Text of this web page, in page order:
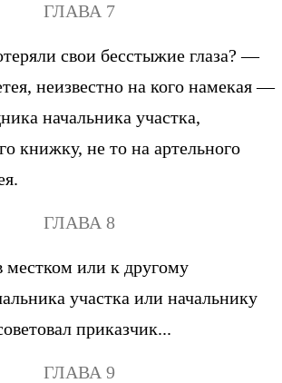
ГЛАВА 7
свои бесстыжие глаза? —
неизвестно на кого намекая —
начальника участка,
книжку, не то на артельного
ГЛАВА 8
или к другому
участка или начальнику
приказчик...
ГЛАВА 9